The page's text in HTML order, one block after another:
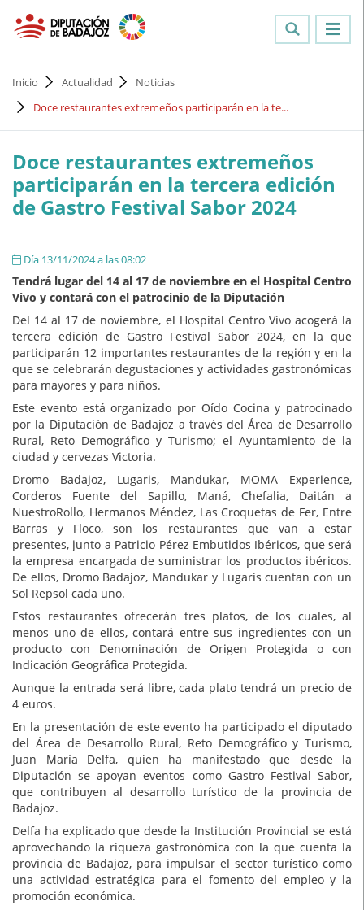
Inicio Actualidad
Noticias
Doce restaurantes extremeños participarán en la te...
Doce restaurantes extremeños
participarán en la tercera edición
de Gastro Festival Sabor 2024
Día 13/11/2024 a las 08:02
Tendrá lugar del 14 al 17 de noviembre en el Hospital Centro
Vivo y contará con el patrocinio de la Diputación
Del 14 al 17 de noviembre, el Hospital Centro Vivo acogerá la
tercera edición de Gastro Festival Sabor 2024, en la que
participarán 12 importantes restaurantes de la región y en la
que se celebrarán degustaciones y actividades gastronómicas
para mayores y para niños.
Este evento está organizado por Oído Cocina y patrocinado
por la Diputación de Badajoz a través del Área de Desarrollo
Rural, Reto Demográfico y Turismo; el Ayuntamiento de la
ciudad y cervezas Victoria.
Dromo Badajoz, Lugaris, Mandukar, MOMA Experience,
Corderos Fuente del Sapillo, Maná, Chefalia, Daitán a
NuestroRollo, Hermanos Méndez, Las Croquetas de Fer, Entre
Barras y Floco, son los restaurantes que van a estar
presentes, junto a Patricio Pérez Embutidos Ibéricos, que será
la empresa encargada de suministrar los productos ibéricos.
De ellos, Dromo Badajoz, Mandukar y Lugaris cuentan con un
Sol Repsol cada uno.
Estos restaurantes ofrecerán tres platos, de los cuales, al
menos uno de ellos, contará entre sus ingredientes con un
producto con Denominación de Origen Protegida o con
Indicación Geográfica Protegida.
Aunque la entrada será libre, cada plato tendrá un precio de
4 euros.
En la presentación de este evento ha participado el diputado
del Área de Desarrollo Rural, Reto Demográfico y Turismo,
Juan María Delfa, quien ha manifestado que desde la
Diputación se apoyan eventos como Gastro Festival Sabor,
que contribuyen al desarrollo turístico de la provincia de
Badajoz.
Delfa ha explicado que desde la Institución Provincial se está
aprovechando la riqueza gastronómica con la que cuenta la
provincia de Badajoz, para impulsar el sector turístico como
una actividad estratégica para el fomento del empleo y la
promoción económica.